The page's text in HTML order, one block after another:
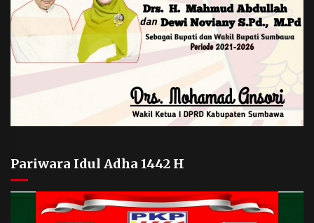
Pariwara Idul Adha 1442 H